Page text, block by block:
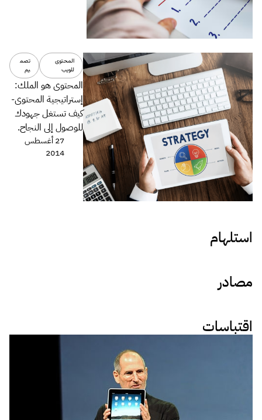
المحتوى
للويب
تصم
يم
المحتوى هو الملك:
إستراتيجية المحتوى-
كيف تستغل جهودك
للوصول إلى النجاح.
27 أغسطس
2014
استلهام
مصادر
اقتباسات